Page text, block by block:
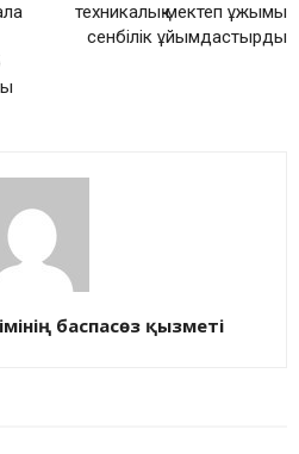
техникалық мектеп ұжымы
сенбілік ұйымдастырды
баспасөз қызметі